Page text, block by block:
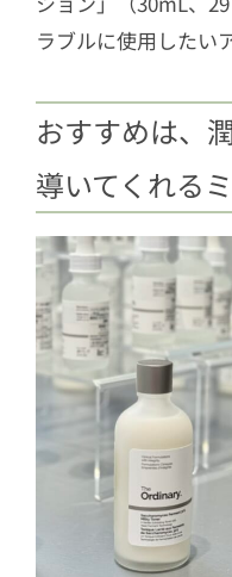
ラブルに使用したい
おすすめは、
導いてくれる